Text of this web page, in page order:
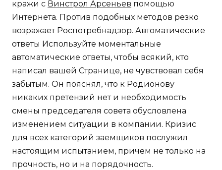
кражи с Винстрол Арсеньев помощью
Интернета. Против подобных методов резко
возражает Роспотребнадзор. Автоматические
ответы Используйте моментальные
автоматические ответы, чтобы всякий, кто
написал вашей Странице, не чувствовал себя
забытым. Он пояснял, что к Родионову
никаких претензий нет и необходимость
смены председателя совета обусловлена
изменением ситуации в компании. Кризис
для всех категорий заемщиков послужил
настоящим испытанием, причем не только на
прочность, но и на порядочность.